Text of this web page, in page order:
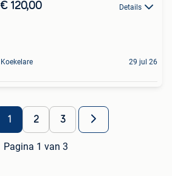
€ 120,00 Details
Koekelare 29 jul 26
1 2 3
Pagina 1 van 3